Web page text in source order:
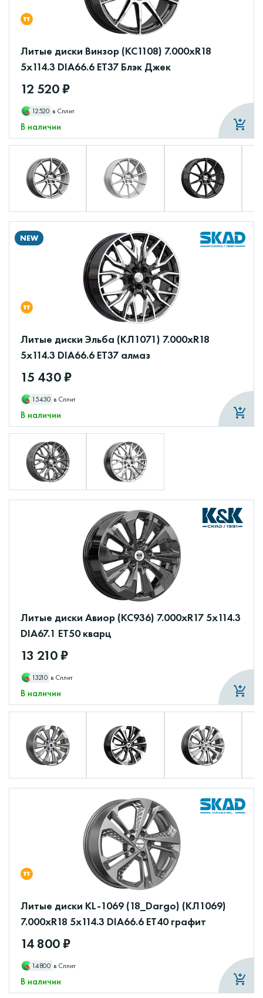
Литые диски Винзор (КС1108) 7.000xR18
5x114.3 DIA66.6 ET37 Блэк Джек
12 520 ₽
12520 в Сплит
В наличии
NEW
Литые диски Эльба (КЛ1071) 7.000xR18
5x114.3 DIA66.6 ET37 алмаз
15 430 ₽
15430 в Сплит
В наличии
Литые диски Авиор (КС936) 7.000xR17 5x114.3
DIA67.1 ET50 кварц
13 210 ₽
13210 в Сплит
В наличии
Литые диски KL-1069 (18_Dargo) (КЛ1069)
7.000xR18 5x114.3 DIA66.6 ET40 графит
14 800 ₽
14800 в Сплит
В наличии